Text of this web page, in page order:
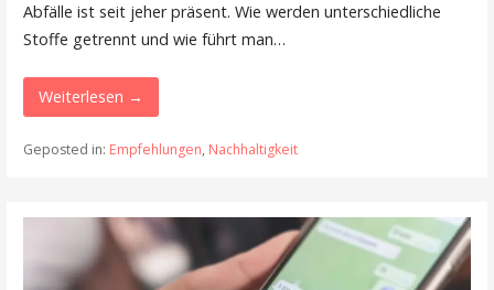
Abfälle ist seit jeher präsent. Wie werden unterschiedliche
Stoffe getrennt und wie führt man…
Weiterlesen →
Geposted in: Empfehlungen, Nachhaltigkeit